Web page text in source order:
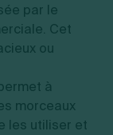
par le
Cet
ou
à
morceaux
les utiliser et